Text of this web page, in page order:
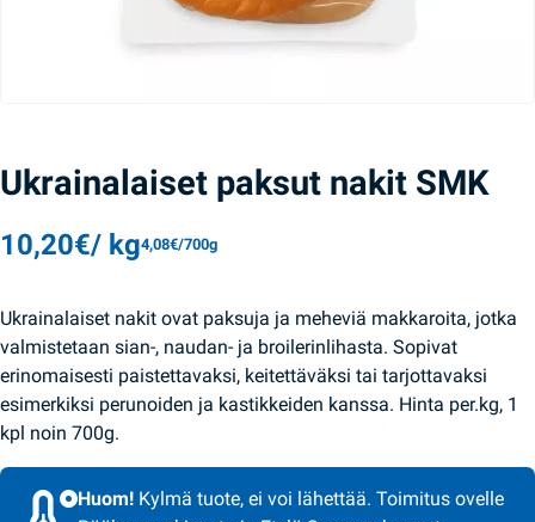
Ukrainalaiset paksut nakit SMK
10,20€/ kg4,08€/700g
Ukrainalaiset nakit ovat paksuja ja meheviä makkaroita, jotka
valmistetaan sian-, naudan- ja broilerinlihasta. Sopivat
erinomaisesti paistettavaksi, keitettäväksi tai tarjottavaksi
esimerkiksi perunoiden ja kastikkeiden kanssa. Hinta per.kg, 1
kpl noin 700g.
Huom! Kylmä tuote, ei voi lähettää. Toimitus ovelle